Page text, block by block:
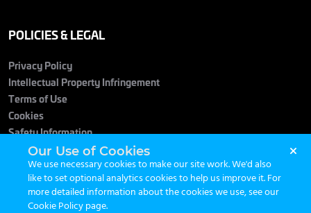
POLICIES & LEGAL
Privacy Policy
Intellectual Property Infringement
Terms of Use
Cookies
Safety Information
Our Use of Cookies
We use necessary cookies to make our site work. We'd also
like to set optional analytics cookies to help us improve it. For
more detailed information about the cookies we use, see our
Cookie Policy page.